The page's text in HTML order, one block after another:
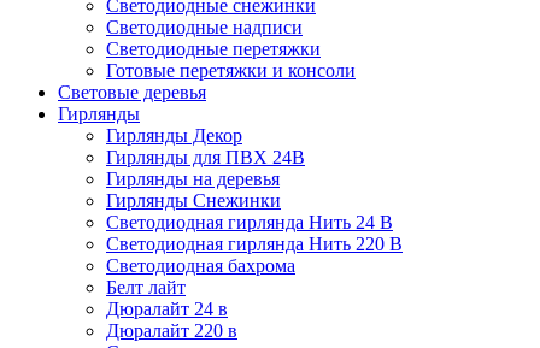
Светодиодные снежинки
Светодиодные надписи
Светодиодные перетяжки
Готовые перетяжки и консоли
Световые деревья
Гирлянды
Гирлянды Декор
Гирлянды для ПВХ 24В
Гирлянды на деревья
Гирлянды Снежинки
Светодиодная гирлянда Нить 24 В
Светодиодная гирлянда Нить 220 В
Светодиодная бахрома
Белт лайт
Дюралайт 24 в
Дюралайт 220 в